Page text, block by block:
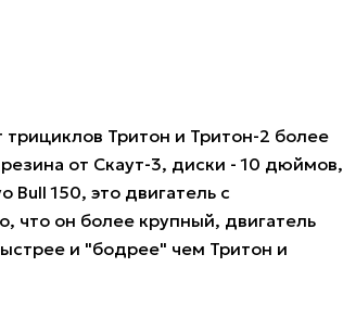
Тритон и Тритон-2 более
от Скаут-3, диски - 10 дюймов,
Bull 150, это двигатель с
что он более крупный, двигатель
и "бодрее" чем Тритон и